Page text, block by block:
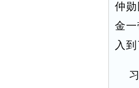
仲
金
入
习